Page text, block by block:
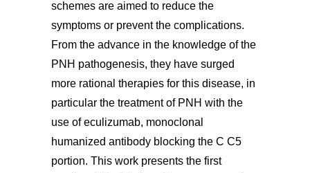
schemes are aimed to reduce the
symptoms or prevent the complications.
From the advance in the knowledge of the
PNH pathogenesis, they have surged
more rational therapies for this disease, in
particular the treatment of PNH with the
use of eculizumab, monoclonal
humanized antibody blocking the C C5
portion. This work presents the first